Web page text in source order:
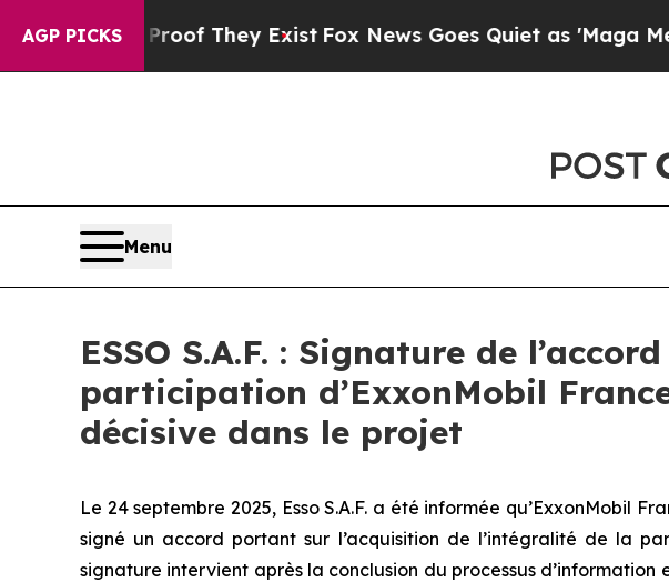
AGP PICKS
no Proof They Exist Fox News Goes Quiet as 'Maga Media
Menu
ESSO S.A.F. : Signature de
participation d’ExxonMobil
décisive dans le projet
Le 24 septembre 2025, Esso S.A.F. a été informée qu’ExxonMobil
signé un accord portant sur l’acquisition de l’intégralité de la
signature intervient après la conclusion du processus